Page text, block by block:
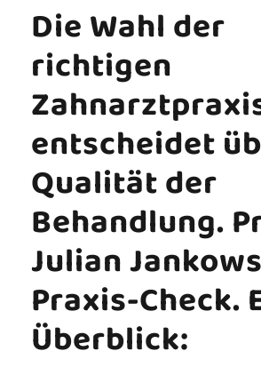
Die Wahl der
richtigen
entscheidet
Qualität der
Behandlung.
Julian
Praxis-Check.
Überblick: